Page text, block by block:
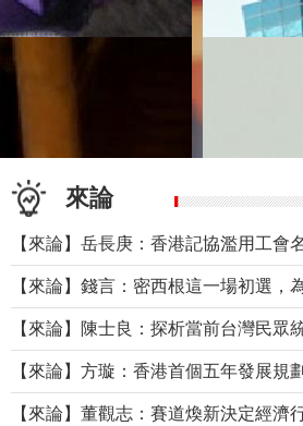
來論
【來論】董觀志：賽道煥新決定經濟